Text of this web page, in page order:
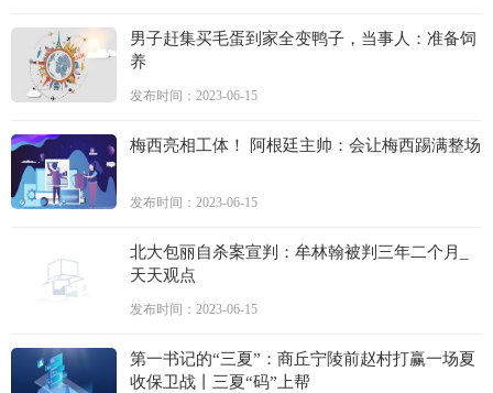
男子赶集买毛蛋到家全变鸭子，当事人：准备饲
养
发布时间：2023-06-15
梅西亮相工体！ 阿根廷主帅：会让梅西踢满整场
发布时间：2023-06-15
北大包丽自杀案宣判：牟林翰被判三年二个月_
天天观点
发布时间：2023-06-15
第一书记的“三夏”：商丘宁陵前赵村打赢一场夏
收保卫战丨三夏“码”上帮